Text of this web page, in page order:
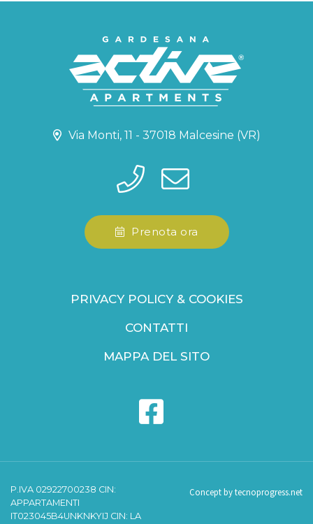
Via Monti, 11 - 37018 Malcesine (VR)
Prenota ora
PRIVACY POLICY & COOKIES
CONTATTI
MAPPA DEL SITO
P.IVA 02922700238 CIN:
APPARTAMENTI
IT023045B4UNKNKYIJ CIN: LA
Concept by tecnoprogress.net